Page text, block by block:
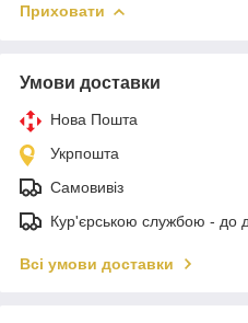
Приховати
Умови доставки
Нова Пошта
Укрпошта
Самовивіз
Кур'єрською службою - до
Всі умови доставки